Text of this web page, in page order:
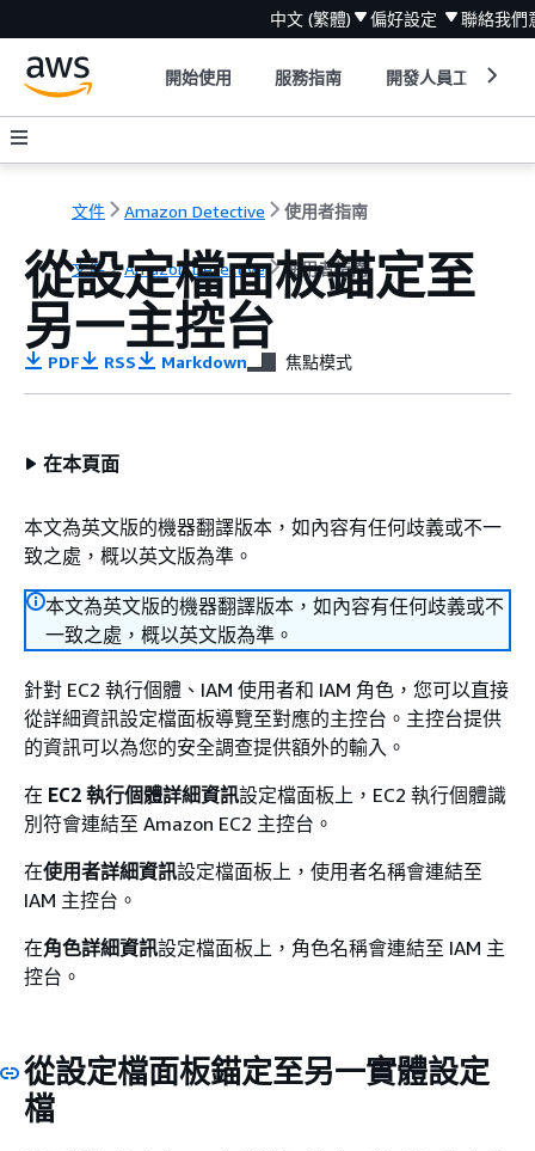
中文 (繁體) 偏好設定 聯絡我們
開始使用 服務指南 開發人員工具
文件 Amazon Detective 使用者指南
文件 Amazon Detective 使用者指南
從設定檔面板錨定至
另一主控台
PDF RSS Markdown 焦點模式
在本頁面
本文為英文版的機器翻譯版本，如內容有任何歧義或不一
致之處，概以英文版為準。
本文為英文版的機器翻譯版本，如內容有任何歧義或不
一致之處，概以英文版為準。
針對 EC2 執行個體、IAM 使用者和 IAM 角色，您可以直接
從詳細資訊設定檔面板導覽至對應的主控台。主控台提供
的資訊可以為您的安全調查提供額外的輸入。
在 EC2 執行個體詳細資訊設定檔面板上，EC2 執行個體識
別符會連結至 Amazon EC2 主控台。
在使用者詳細資訊設定檔面板上，使用者名稱會連結至
IAM 主控台。
在角色詳細資訊設定檔面板上，角色名稱會連結至 IAM 主
控台。
從設定檔面板錨定至另一實體設定
檔